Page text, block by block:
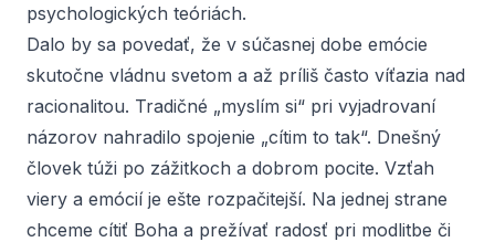
psychologických teóriách.
Dalo by sa povedať, že v súčasnej dobe emócie
skutočne vládnu svetom a až príliš často víťazia nad
racionalitou. Tradičné „myslím si“ pri vyjadrovaní
názorov nahradilo spojenie „cítim to tak“. Dnešný
človek túži po zážitkoch a dobrom pocite. Vzťah
viery a emócií je ešte rozpačitejší. Na jednej strane
chceme cítiť Boha a prežívať radosť pri modlitbe či